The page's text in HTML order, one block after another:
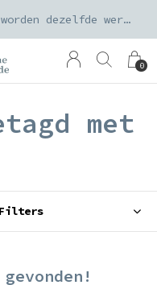
0
Orders geplaatst voor 15:00 worden dezelfde werkdag verzonden
met
Filters